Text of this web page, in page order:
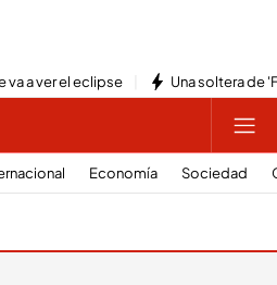
va a ver el eclipse Una soltera de
Economía Sociedad